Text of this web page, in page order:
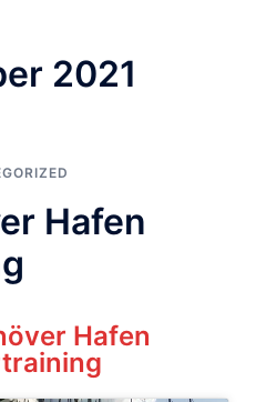
2021
Hafen
Hafen